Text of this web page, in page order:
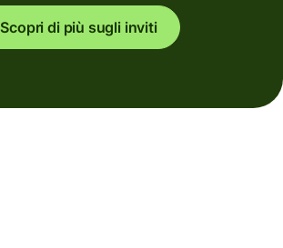
Scopri di più sugli inviti